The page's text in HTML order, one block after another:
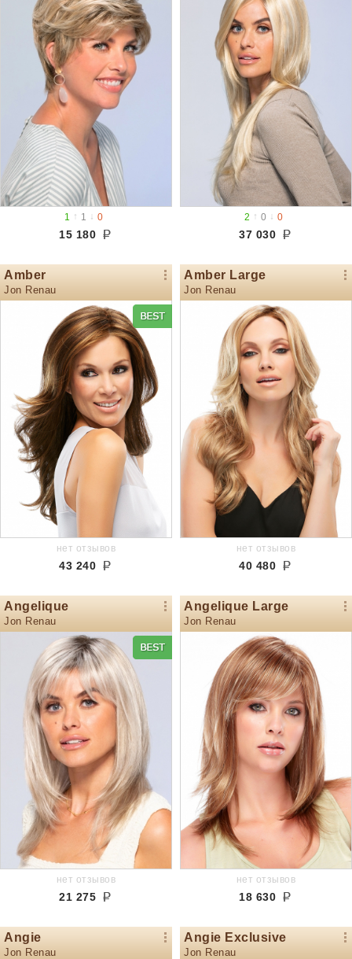
1 ↑ 1 ↓0
15 180
2 ↑0 ↓0
37 030
Amber
Jon Renau
нет отзывов
43 240
Amber Large
Jon Renau
нет отзывов
40 480
Angelique
Jon Renau
нет отзывов
21 275
Angelique Large
Jon Renau
нет отзывов
18 630
Angie
Jon Renau
Angie Exclusive
Jon Renau